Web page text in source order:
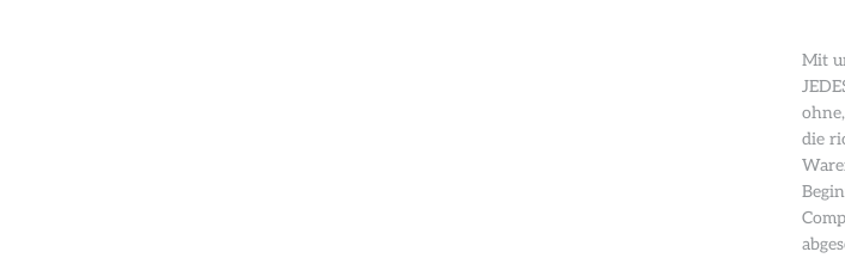
Mit
die